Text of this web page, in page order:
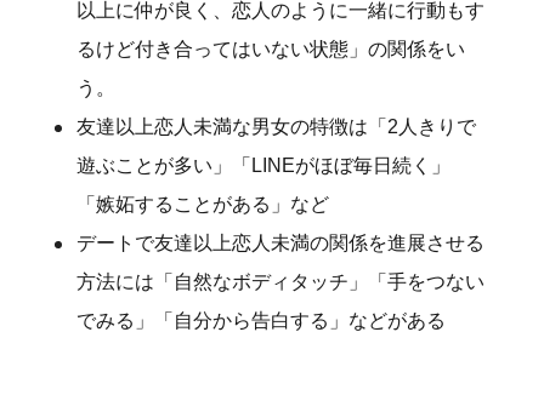
以上に仲が良く、恋人のように一緒に行動もす
るけど付き合ってはいない状態」の関係をい
う。
友達以上恋人未満な男女の特徴は「2人きりで
遊ぶことが多い」「LINEがほぼ毎日続く」
「嫉妬することがある」など
デートで友達以上恋人未満の関係を進展させる
方法には「自然なボディタッチ」「手をつない
でみる」「自分から告白する」などがある